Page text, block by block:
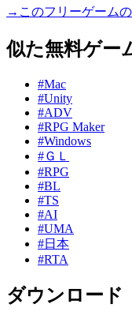
→このフリーゲーム
似た無料ゲー
#Mac
#Unity
#ADV
#RPG Maker
#Windows
#ＧＬ
#RPG
#BL
#TS
#AI
#UMA
#日本
#RTA
ダウンロード